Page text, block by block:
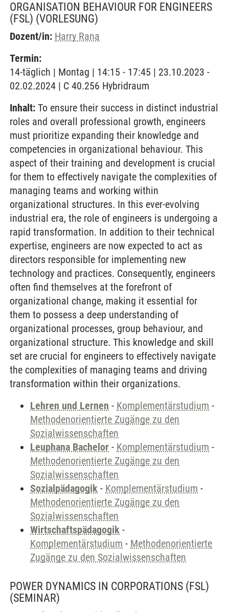
ORGANISATION BEHAVIOUR FOR ENGINEERS
(FSL) (VORLESUNG)
Dozent/in: Harry Rana
Termin:
14-täglich | Montag | 14:15 - 17:45 | 23.10.2023 -
02.02.2024 | C 40.256 Hybridraum
Inhalt: To ensure their success in distinct industrial
roles and overall professional growth, engineers
must prioritize expanding their knowledge and
competencies in organizational behaviour. This
aspect of their training and development is crucial
for them to effectively navigate the complexities of
managing teams and working within
organizational structures. In this ever-evolving
industrial era, the role of engineers is undergoing a
rapid transformation. In addition to their technical
expertise, engineers are now expected to act as
directors responsible for implementing new
technology and practices. Consequently, engineers
often find themselves at the forefront of
organizational change, making it essential for
them to possess a deep understanding of
organizational processes, group behaviour, and
organizational structure. This knowledge and skill
set are crucial for engineers to effectively navigate
the complexities of managing teams and driving
transformation within their organizations.
Lehren und Lernen - Komplementärstudium -
Methodenorientierte Zugänge zu den
Sozialwissenschaften
Leuphana Bachelor - Komplementärstudium -
Methodenorientierte Zugänge zu den
Sozialwissenschaften
Sozialpädagogik - Komplementärstudium -
Methodenorientierte Zugänge zu den
Sozialwissenschaften
Wirtschaftspädagogik -
Komplementärstudium - Methodenorientierte
Zugänge zu den Sozialwissenschaften
POWER DYNAMICS IN CORPORATIONS (FSL)
(SEMINAR)